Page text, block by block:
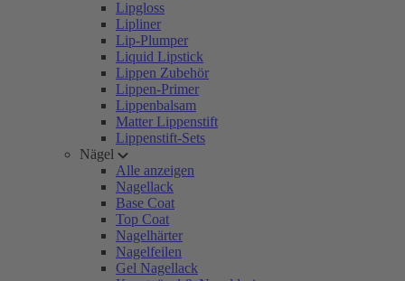
Lipgloss
Lipliner
Lip-Plumper
Liquid Lipstick
Lippen Zubehör
Lippen-Primer
Lippenbalsam
Matter Lippenstift
Lippenstift-Sets
Nägel
Alle anzeigen
Nagellack
Base Coat
Top Coat
Nagelhärter
Nagelfeilen
Gel Nagellack